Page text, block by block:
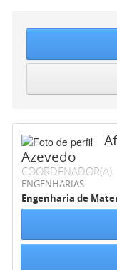
Azevedo
COORDENADOR(A)
ENGENHARIAS
Engenharia de